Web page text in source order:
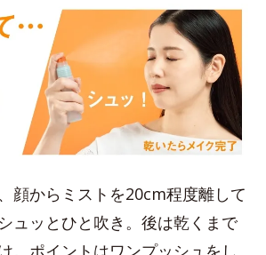
顔からミストを20cm程度離して
ュッとひと吹き。後は乾くまで